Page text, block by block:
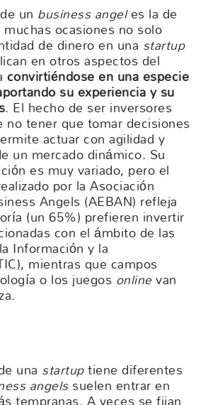
un business angeles la de
ocasiones no solo
de dinero en una startup
en otros aspectos del
convirtiéndose en una especie
su experiencia y su
. El hecho de ser inversores
no tener que tomar decisiones
actuar con agilidad y
un mercado dinámico. Su
es muy variado, pero el
por la Asociación
Angels (AEBAN) refleja
(un 65%) prefieren invertir
con el ámbito de las
Información y la
mientras que campos
o los juegos onlinevan
una startuptiene diferentes
angelssuelen entrar en